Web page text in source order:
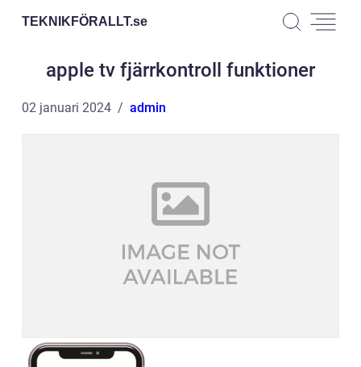
TEKNIKFÖRALLT.se
apple tv fjärrkontroll funktioner
02 januari 2024 admin